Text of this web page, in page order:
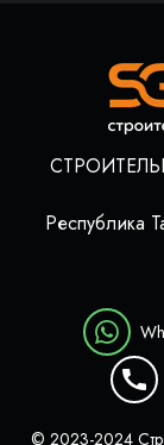
Республика
© 2023-2024